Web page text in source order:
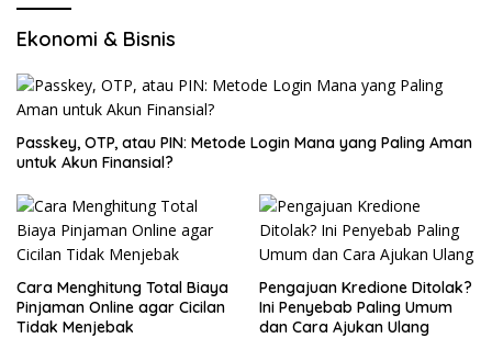
Ekonomi & Bisnis
Passkey, OTP, atau PIN: Metode Login Mana yang Paling Aman
untuk Akun Finansial?
Cara Menghitung Total Biaya
Pinjaman Online agar Cicilan
Tidak Menjebak
Pengajuan Kredione Ditolak?
Ini Penyebab Paling Umum
dan Cara Ajukan Ulang